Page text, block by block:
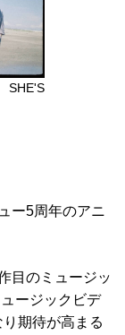
SHE'S
ー5周年のアニ
目のミュージッ
ージックビデ
期待が高まる